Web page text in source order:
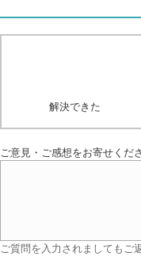
解決できた
ご意見・ご感想をお寄せくだ
ご質問を入力されましてもご